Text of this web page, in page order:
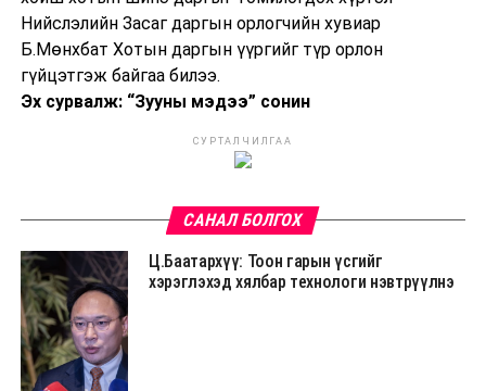
Нийслэлийн Засаг даргын орлогчийн хувиар
Б.Мөнхбат Хотын даргын үүргийг түр орлон
гүйцэтгэж байгаа билээ.
Эх сурвалж: “Зууны мэдээ” сонин
СУРТАЛЧИЛГАА
САНАЛ БОЛГОХ
Ц.Баатархүү: Тоон гарын үсгийг
хэрэглэхэд хялбар технологи нэвтрүүлнэ